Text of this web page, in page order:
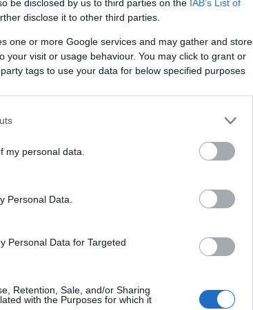
be disclosed by us to third parties on the IAB’s List of
disclose it to other third parties.
one or more Google services and may gather and store
your visit or usage behaviour. You may click to grant or
tags to use your data for below specified purposes
my personal data.
Personal Data.
Personal Data for Targeted
Retention, Sale, and/or Sharing
with the Purposes for which it
των σχολείων